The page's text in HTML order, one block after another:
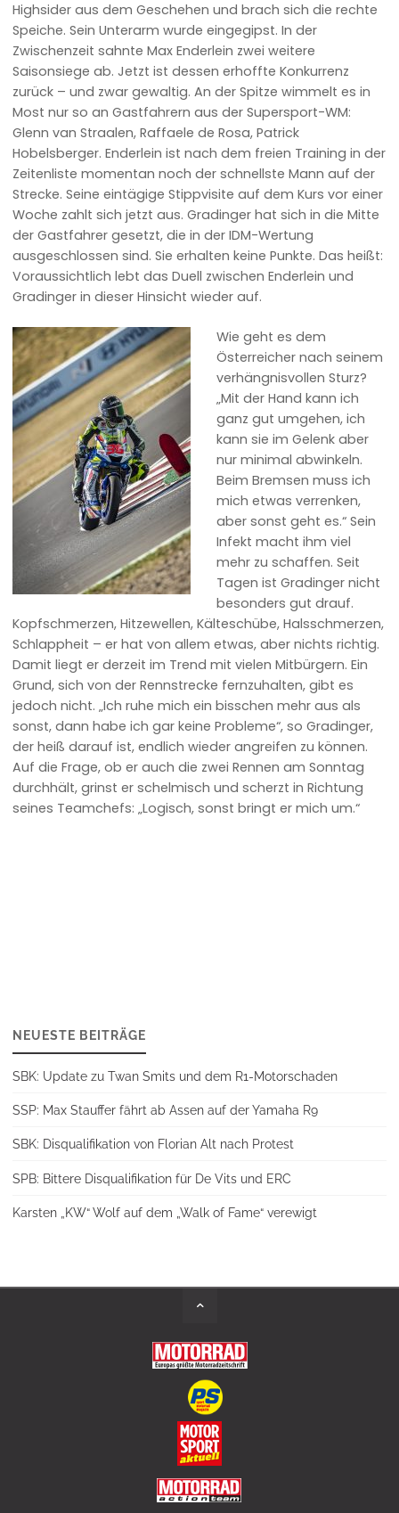
Highsider aus dem Geschehen und brach sich die rechte
Speiche. Sein Unterarm wurde eingegipst. In der
Zwischenzeit sahnte Max Enderlein zwei weitere
Saisonsiege ab. Jetzt ist dessen erhoffte Konkurrenz
zurück – und zwar gewaltig. An der Spitze wimmelt es in
Most nur so an Gastfahrern aus der Supersport-WM:
Glenn van Straalen, Raffaele de Rosa, Patrick
Hobelsberger. Enderlein ist nach dem freien Training in der
Zeitenliste momentan noch der schnellste Mann auf der
Strecke. Seine eintägige Stippvisite auf dem Kurs vor einer
Woche zahlt sich jetzt aus. Gradinger hat sich in die Mitte
der Gastfahrer gesetzt, die in der IDM-Wertung
ausgeschlossen sind. Sie erhalten keine Punkte. Das heißt:
Voraussichtlich lebt das Duell zwischen Enderlein und
Gradinger in dieser Hinsicht wieder auf.
Wie geht es dem
Österreicher nach seinem
verhängnisvollen Sturz?
„Mit der Hand kann ich
ganz gut umgehen, ich
kann sie im Gelenk aber
nur minimal abwinkeln.
Beim Bremsen muss ich
mich etwas verrenken,
aber sonst geht es.“ Sein
Infekt macht ihm viel
mehr zu schaffen. Seit
Tagen ist Gradinger nicht
besonders gut drauf.
Kopfschmerzen, Hitzewellen, Kälteschübe, Halsschmerzen,
Schlappheit – er hat von allem etwas, aber nichts richtig.
Damit liegt er derzeit im Trend mit vielen Mitbürgern. Ein
Grund, sich von der Rennstrecke fernzuhalten, gibt es
jedoch nicht. „Ich ruhe mich ein bisschen mehr aus als
sonst, dann habe ich gar keine Probleme“, so Gradinger,
der heiß darauf ist, endlich wieder angreifen zu können.
Auf die Frage, ob er auch die zwei Rennen am Sonntag
durchhält, grinst er schelmisch und scherzt in Richtung
seines Teamchefs: „Logisch, sonst bringt er mich um.“
NEUESTE BEITRÄGE
SBK: Update zu Twan Smits und dem R1-Motorschaden
SSP: Max Stauffer fährt ab Assen auf der Yamaha R9
SBK: Disqualifikation von Florian Alt nach Protest
SPB: Bittere Disqualifikation für De Vits und ERC
Karsten „KW“ Wolf auf dem „Walk of Fame“ verewigt
Back